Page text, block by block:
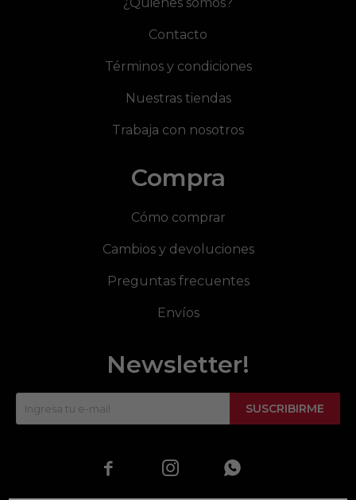
¿Quiénes somos?
Contacto
Términos y condiciones
Nuestras tiendas
Trabaja con nosotros
Compra
Cómo comprar
Cambios y devoluciones
Preguntas frecuentes
Envíos
Newsletter!
SUSCRIBIRME
  